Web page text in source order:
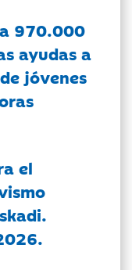
970.000
ayudas a
jóvenes
el